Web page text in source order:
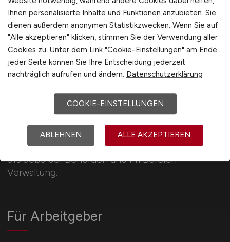
Schweiz
Europa
International
VERWALTUNG.JOBS
313 Jobs bei Behörden und im Bereich
Verwaltung.
Für Arbeitgeber
Ihnen personalisierte Inhalte und Funktionen anzubieten. Sie
dienen außerdem anonymen Statistikzwecken. Wenn Sie auf
"Alle akzeptieren" klicken, stimmen Sie der Verwendung aller
Cookies zu. Unter dem Link "Cookie-Einstellungen" am Ende
jeder Seite können Sie Ihre Entscheidung jederzeit
nachträglich aufrufen und ändern. Datenschutzerklärung
COOKIE-EINSTELLUNGEN
ABLEHNEN ALLE AKZEPTIEREN